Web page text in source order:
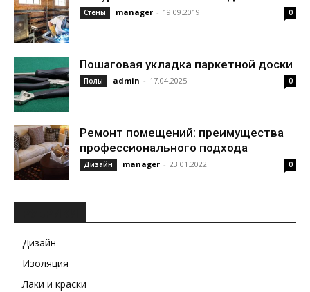
Стены manager - 19.09.2019 0
Пошаговая укладка паркетной доски
Полы admin - 17.04.2025 0
Ремонт помещений: преимущества
профессионального подхода
Дизайн manager - 23.01.2022 0
Дизайн
Изоляция
Лаки и краски